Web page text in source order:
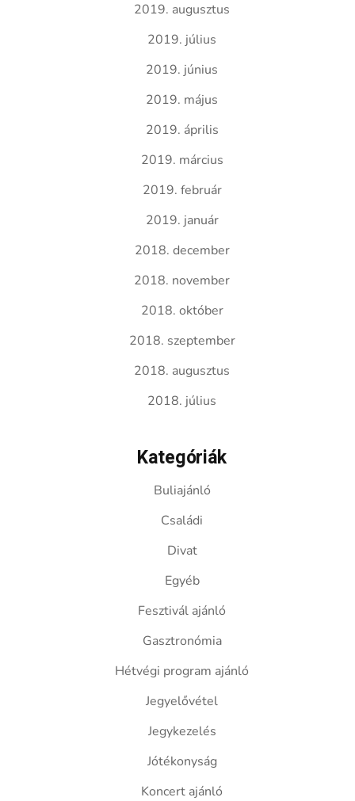
2019. augusztus
2019. július
2019. június
2019. május
2019. április
2019. március
2019. február
2019. január
2018. december
2018. november
2018. október
2018. szeptember
2018. augusztus
2018. július
Kategóriák
Buliajánló
Családi
Divat
Egyéb
Fesztivál ajánló
Gasztronómia
Hétvégi program ajánló
Jegyelővétel
Jegykezelés
Jótékonyság
Koncert ajánló